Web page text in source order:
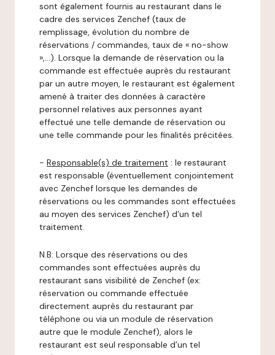
sont également fournis au restaurant dans le
cadre des services Zenchef (taux de
remplissage, évolution du nombre de
réservations / commandes, taux de « no-show
»,…). Lorsque la demande de réservation ou la
commande est effectuée auprès du restaurant
par un autre moyen, le restaurant est également
amené à traiter des données à caractère
personnel relatives aux personnes ayant
effectué une telle demande de réservation ou
une telle commande pour les finalités précitées.
- Responsable(s) de traitement : le restaurant
est responsable (éventuellement conjointement
avec Zenchef lorsque les demandes de
réservations ou les commandes sont effectuées
au moyen des services Zenchef) d’un tel
traitement.
N.B: Lorsque des réservations ou des
commandes sont effectuées auprès du
restaurant sans visibilité de Zenchef (ex:
réservation ou commande effectuée
directement auprès du restaurant par
téléphone ou via un module de réservation
autre que le module Zenchef), alors le
restaurant est seul responsable d’un tel